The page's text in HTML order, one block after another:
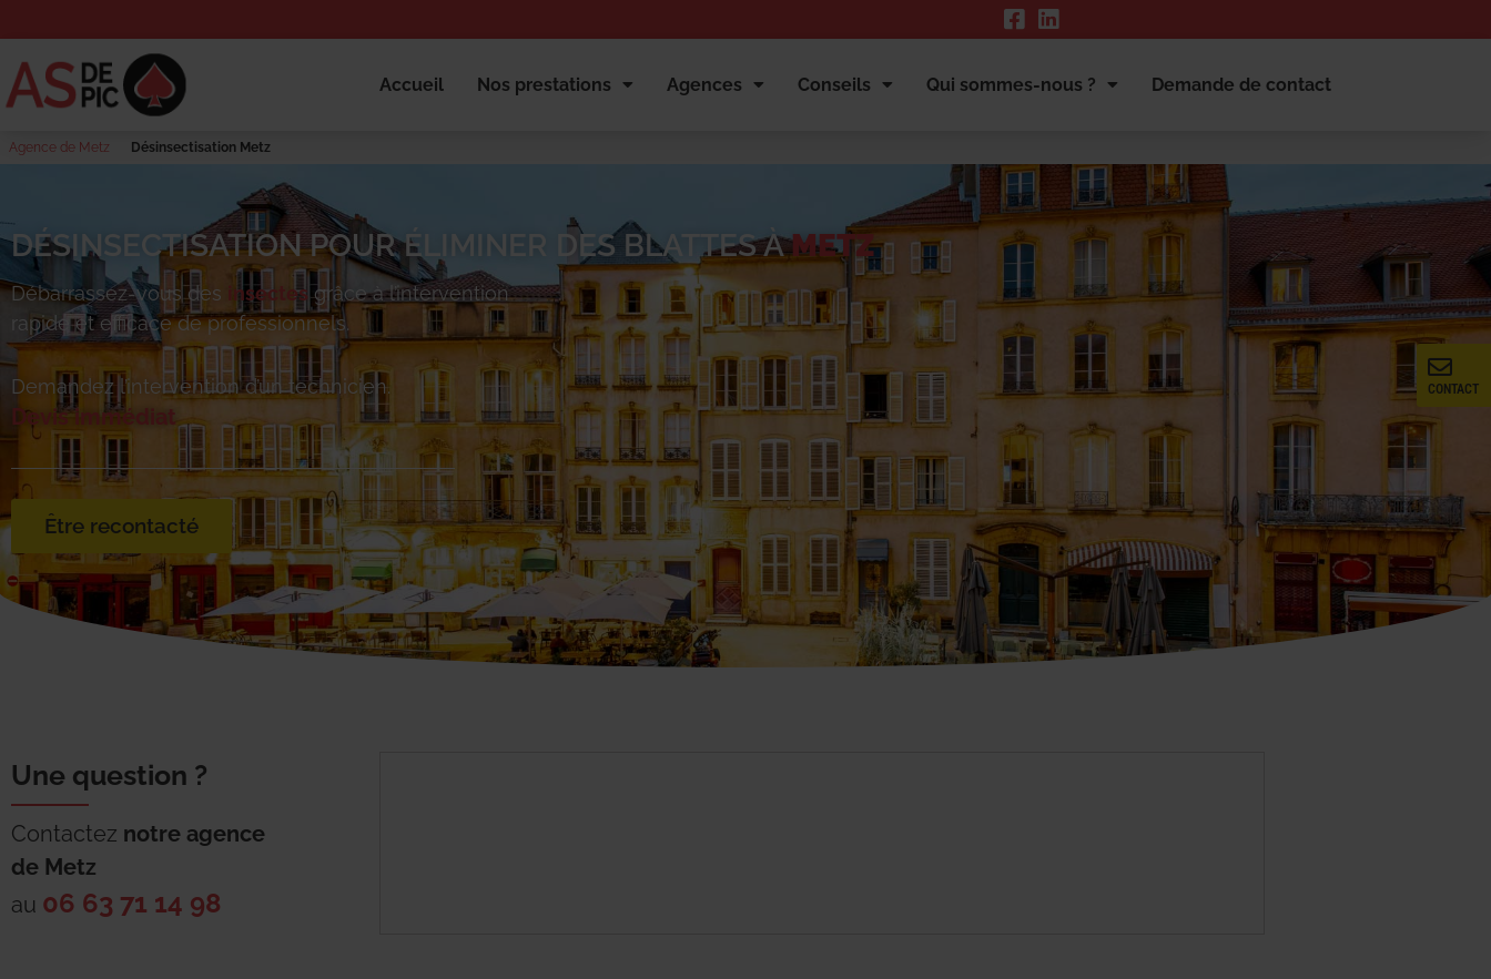
Accueil Nos prestations Agences Conseils Qui sommes-nous ? Demande de contact
Agence de Metz Désinsectisation Metz
CONTACT
DÉSINSECTISATION POUR ÉLIMINER DES BLATTES ÀMETZ
Débarrassez-vous des insectesgrâce à l’intervention
rapide et efficace de professionnels.
Demandez l’intervention d’un technicien.
Devis immédiat
Être recontacté
Une question ?
Contactez notre agence
de Metz
au 06 63 71 14 98